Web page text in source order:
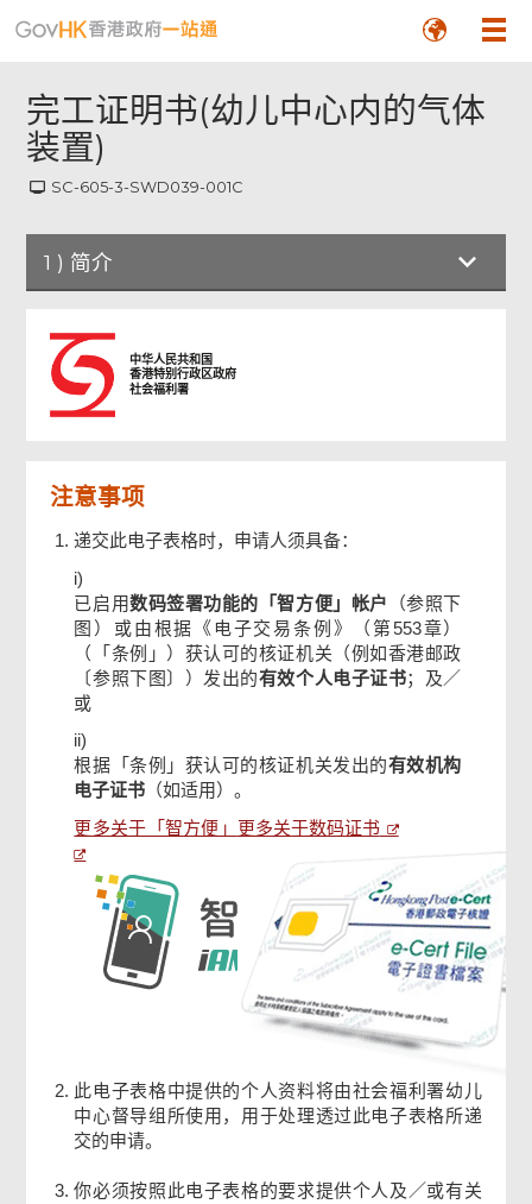
完工证明书(幼儿中心内的气体
装置)
SC-605-3-SWD039-001C
1 ) 简介
简介
香港法例第二四三章幼儿服务条例
完工证明书(幼儿中心内的气体装置)
负责进行工程的注册气体装置技工, 注册气体工
程承办商签署
中华人民共和国
香港特别行政区政府
社会福利署
注意事项
递交此电子表格时，申请人须具备：
i)
已启用数码签署功能的「智方便」帐户
（参照下
图）或由根据《电子交易条例》（第553章）
（「条例」）获认可的核证机关（例如香港邮政
〔参照下图〕）发出的有效个人电子证书；及／
或
ii)
根据「条例」获认可的核证机关发出的有效机构
电子证书 （如适用）。
更多关于「智方便」 更多关于数码证书
此电子表格中提供的个人资料将由社会福利署幼儿
中心督导组所使用，用于处理透过此电子表格所递
交的申请。
你必须按照此电子表格的要求提供个人及／或有关